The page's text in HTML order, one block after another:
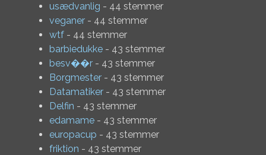
usædvanlig - 44 stemmer
veganer - 44 stemmer
wtf - 44 stemmer
barbiedukke - 43 stemmer
besv��r - 43 stemmer
Borgmester - 43 stemmer
Datamatiker - 43 stemmer
Delfin - 43 stemmer
edamame - 43 stemmer
europacup - 43 stemmer
friktion - 43 stemmer